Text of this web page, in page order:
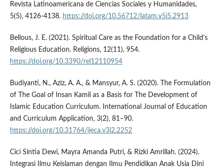
Revista Latinoamericana de Ciencias Sociales y Humanidades,
5(5), 4126-4138. https://doi.org/10.56712/latam.v5i5.2913
Bellous, J. E. (2021). Spiritual Care as the Foundation for a Child’s
Religious Education. Religions, 12(11), 954.
https://doi.org/10.3390/rel12110954
Budiyanti, N., Aziz, A. A., & Mansyur, A. S. (2020). The Formulation
of The Goal of Insan Kamil as a Basis for The Development of
Islamic Education Curriculum. International Journal of Education
and Curriculum Application, 3(2), 81–90.
https://doi.org/10.31764/ijeca.v3i2.2252
Cici Sintia Dewi, Mayra Amanda Putri, & Rizki Amrillah. (2024).
Integrasi Ilmu Keislaman dengan Ilmu Pendidikan Anak Usia Dini